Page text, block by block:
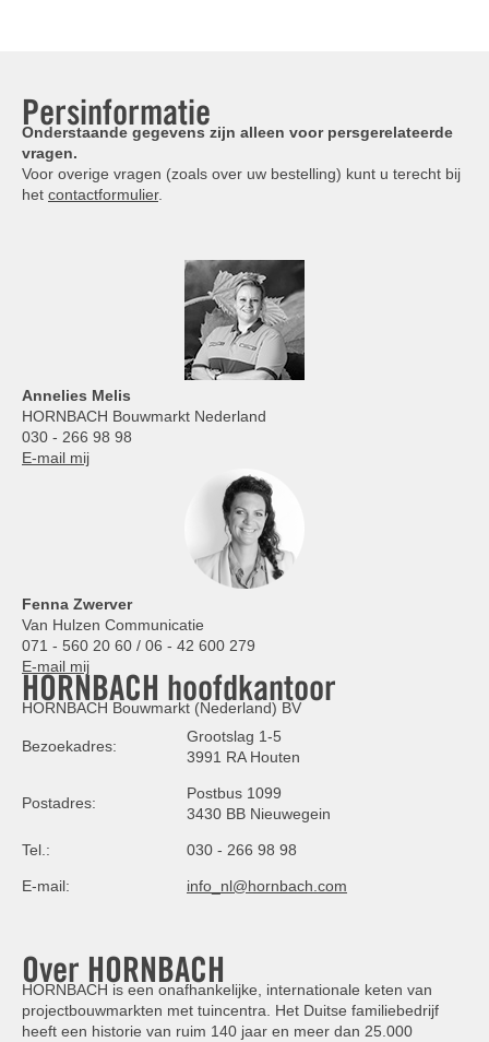
Persinformatie
Onderstaande gegevens zijn alleen voor persgerelateerde
vragen.
Voor overige vragen (zoals over uw bestelling) kunt u terecht bij
het contactformulier.
Annelies Melis
HORNBACH Bouwmarkt Nederland
030 - 266 98 98
E-mail mij
Fenna Zwerver
Van Hulzen Communicatie
071 - 560 20 60 / 06 - 42 600 279
E-mail mij
HORNBACH hoofdkantoor
HORNBACH Bouwmarkt (Nederland) BV
Bezoekadres:
Grootslag 1-5
3991 RA Houten
Postadres:
Postbus 1099
3430 BB Nieuwegein
Tel.: 030 - 266 98 98
E-mail: info_nl@hornbach.com
Over HORNBACH
HORNBACH is een onafhankelijke, internationale keten van
projectbouwmarkten met tuincentra. Het Duitse familiebedrijf
heeft een historie van ruim 140 jaar en meer dan 25.000